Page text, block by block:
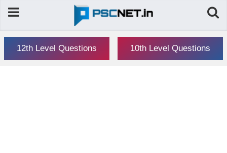
12th Level Questions 10th Level Questions